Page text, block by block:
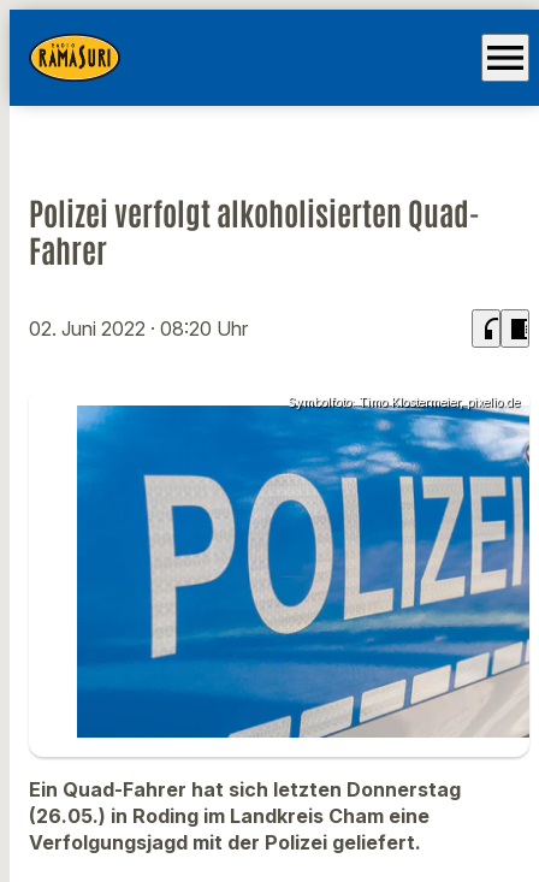
menu
Polizei verfolgt alkoholisierten Quad-
Fahrer
02. Juni 2022 · 08:20 Uhr headphones chrome_reader_mode
Symbolfoto: Timo Klostermeier, pixelio.de
Ein Quad-Fahrer hat sich letzten Donnerstag
(26.05.) in Roding im Landkreis Cham eine
Verfolgungsjagd mit der Polizei geliefert.